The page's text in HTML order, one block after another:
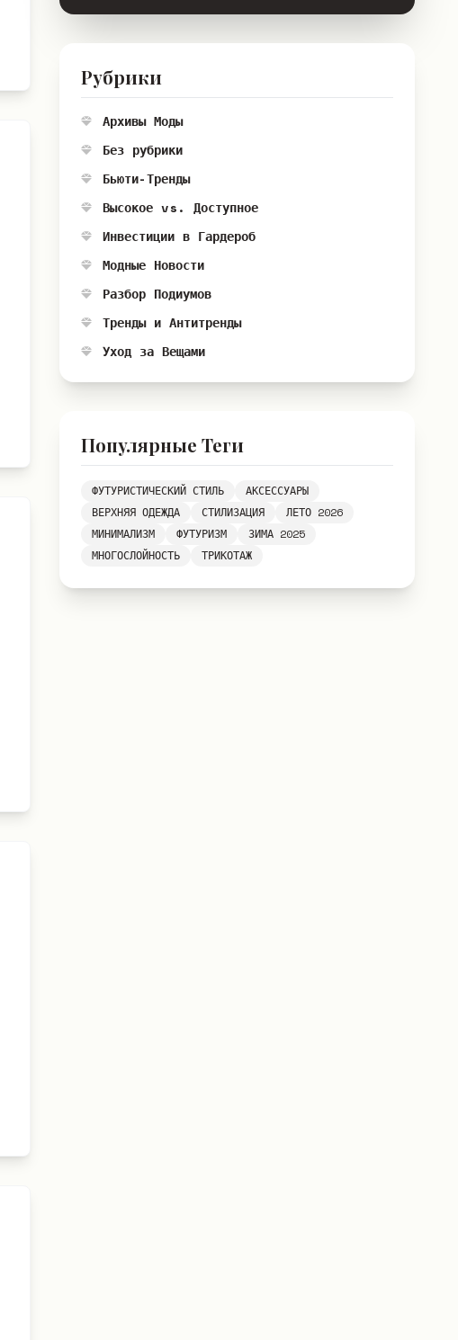
Рубрики
Архивы Моды
Без рубрики
Бьюти-Тренды
Высокое vs. Доступное
Инвестиции в Гардероб
Модные Новости
Разбор Подиумов
Тренды и Антитренды
Уход за Вещами
Популярные Теги
ФУТУРИСТИЧЕСКИЙ СТИЛЬ
АКСЕССУАРЫ
ВЕРХНЯЯ ОДЕЖДА
СТИЛИЗАЦИЯ
ЛЕТО 2026
МИНИМАЛИЗМ
ФУТУРИЗМ
ЗИМА 2025
МНОГОСЛОЙНОСТЬ
ТРИКОТАЖ